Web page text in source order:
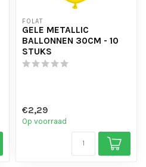
FOLAT
GELE METALLIC
BALLONNEN 30CM - 10
STUKS
€2,29
Op voorraad